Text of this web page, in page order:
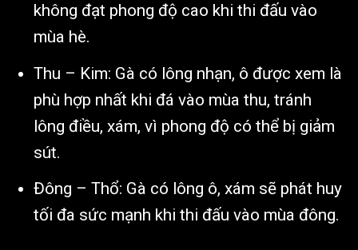
không đạt phong độ cao khi thi đấu vào
mùa hè.
Thu – Kim: Gà có lông nhạn, ô được xem là
phù hợp nhất khi đá vào mùa thu, tránh
lông điều, xám, vì phong độ có thể bị giảm
sút.
Đông – Thổ: Gà có lông ô, xám sẽ phát huy
tối đa sức mạnh khi thi đấu vào mùa đông.